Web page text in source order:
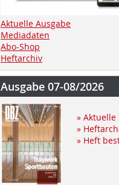
Aktuelle Ausgabe
Mediadaten
Abo-Shop
Heftarchiv
Ausgabe 07-08/2026
» Aktuelle
»
» Heft